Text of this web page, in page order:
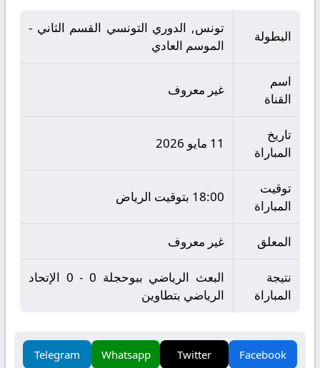
البطولة
تونس, الدوري التونسي القسم الثاني -
الموسم العادي
اسم
القناة
غير معروف
تاريخ
المباراة
11 مايو 2026
توقيت
المباراة
18:00 بتوقيت الرياض
المعلق غير معروف
نتيجة
المباراة
البعث الرياضي ببوحجلة 0 - 0 الإتحاد
الرياضي بتطاوين
Facebook
Twitter
Whatsapp
Telegram